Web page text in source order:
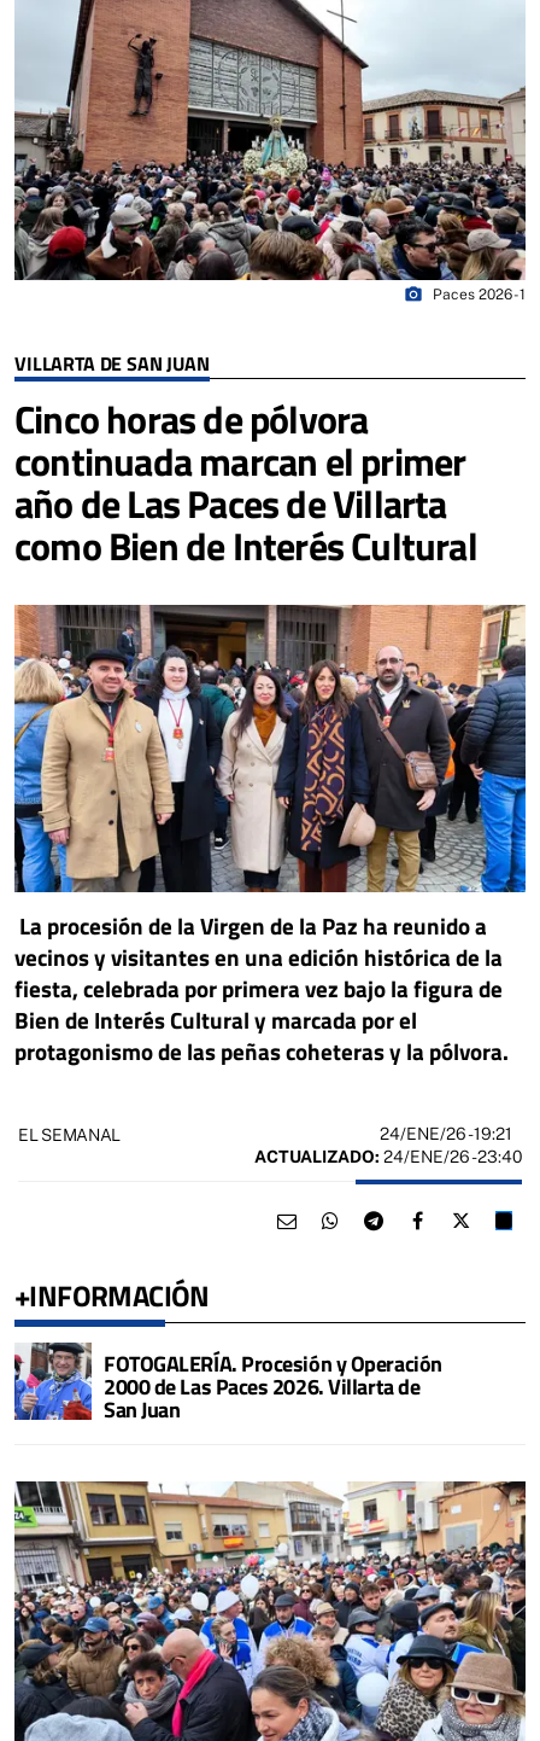
VILLARTA DE SAN JUAN
Cinco horas de pólvora
continuada marcan el primer
año de Las Paces de Villarta
como Bien de Interés Cultural
La procesión de la Virgen de la Paz ha reunido a
vecinos y visitantes en una edición histórica de la
fiesta, celebrada por primera vez bajo la figura de
Bien de Interés Cultural y marcada por el
protagonismo de las peñas coheteras y la pólvora.
photo_camera Paces 2026 - 1
EL SEMANAL 24/ENE/26- 19:21
ACTUALIZADO: 24/ENE/26 - 23:40
+INFORMACIÓN
FOTOGALERÍA. Procesión y Operación
2000 de Las Paces 2026. Villarta de
San Juan